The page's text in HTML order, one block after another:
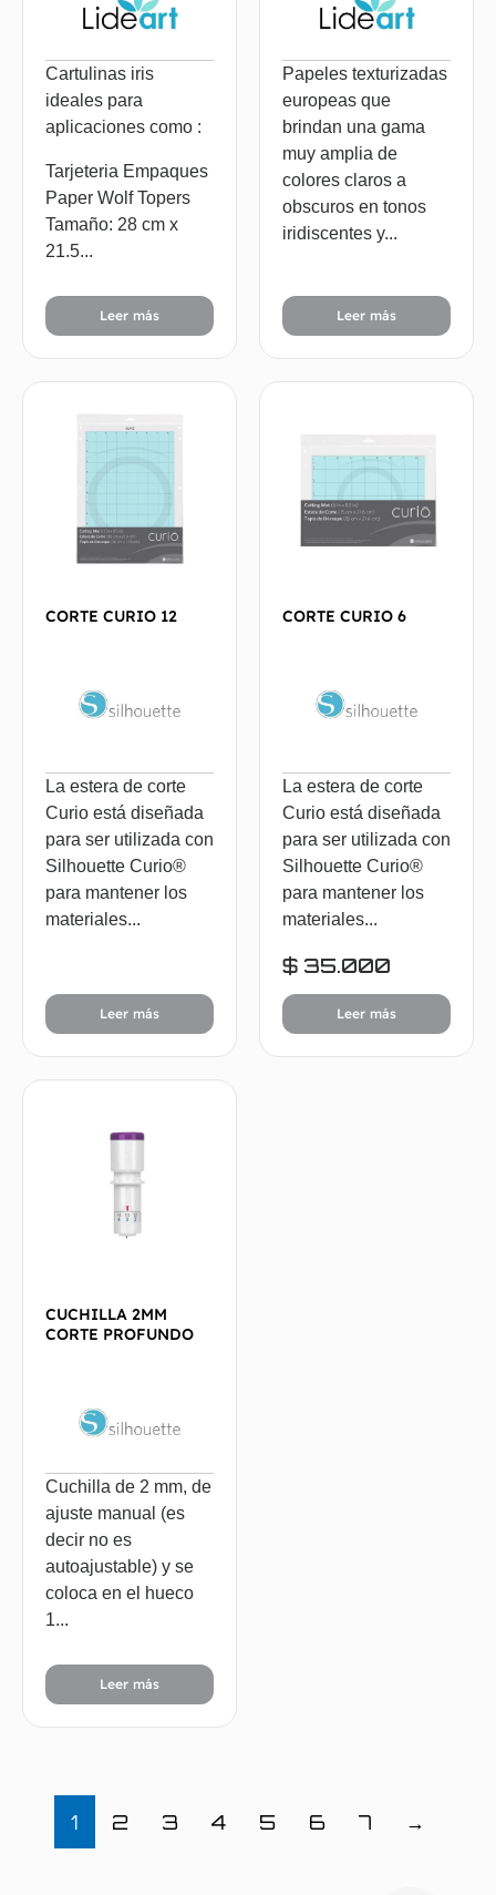
Cartulinas iris
ideales para
aplicaciones como :
Tarjeteria Empaques
Paper Wolf Topers
Tamaño: 28 cm x
21.5...
Leer más
Papeles texturizadas
europeas que
brindan una gama
muy amplia de
colores claros a
obscuros en tonos
iridiscentes y...
Leer más
CORTE CURIO 12
La estera de corte
Curio está diseñada
para ser utilizada con
Silhouette Curio®
para mantener los
materiales...
Leer más
CORTE CURIO 6
La estera de corte
Curio está diseñada
para ser utilizada con
Silhouette Curio®
para mantener los
materiales...
$ 35.000
Leer más
CUCHILLA 2MM
CORTE PROFUNDO
Cuchilla de 2 mm, de
ajuste manual (es
decir no es
autoajustable) y se
coloca en el hueco
1...
Leer más
1 2 3 4 5 6 7 →